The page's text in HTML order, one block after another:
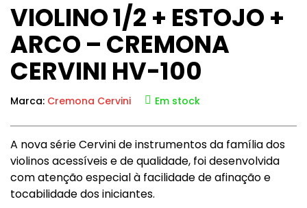
VIOLINO 1/2 + ESTOJO +
ARCO – CREMONA
CERVINI HV-100
Marca: Cremona Cervini Em stock
A nova série Cervini de instrumentos da família dos
violinos acessíveis e de qualidade, foi desenvolvida
com atenção especial à facilidade de afinação e
tocabilidade dos iniciantes.